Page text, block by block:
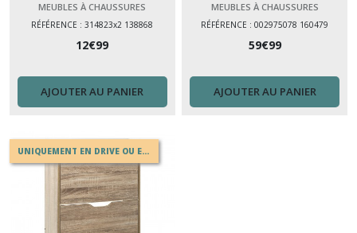
MEUBLES À CHAUSSURES
RÉFÉRENCE : 314823x2 138868
12€99
AJOUTER AU PANIER
MEUBLES À CHAUSSURES
RÉFÉRENCE : 002975078 160479
59€99
AJOUTER AU PANIER
UNIQUEMENT EN DRIVE OU EN MAGASIN